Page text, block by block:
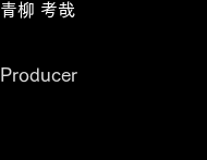
青柳 考哉
Producer